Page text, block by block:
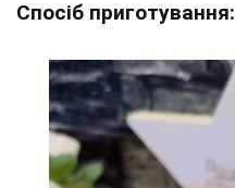
Спосіб приготування: